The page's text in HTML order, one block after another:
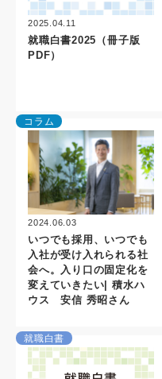
2025.04.11
就職白書2025（冊子版
PDF）
コラム
2024.06.03
いつでも採用、いつでも
入社が受け入れられる社
会へ。入り口の固定化を
変えていきたい| 積水ハ
ウス 安信 秀昭さん
就職白書